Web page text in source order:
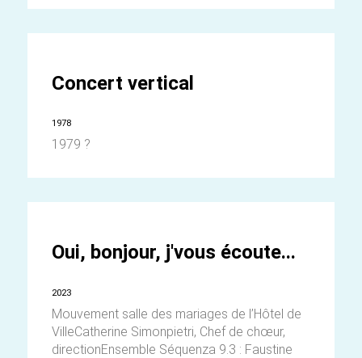
Concert vertical
1978
1979 ?
Oui, bonjour, j'vous écoute...
2023
Mouvement salle des mariages de l’Hôtel de
VilleCatherine Simonpietri, Chef de chœur,
directionEnsemble Séquenza 9.3 : Faustine